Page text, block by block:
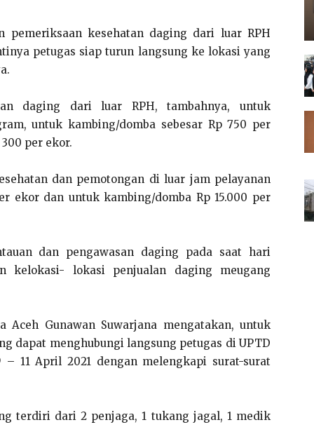
pemeriksaan kesehatan daging dari luar RPH
petugas siap turun langsung ke lokasi yang
daging dari luar RPH, tambahnya, untuk
untuk kambing/domba sebesar Rp 750 per
per ekor.
dan pemotongan di luar jam pelayanan
ekor dan untuk kambing/domba Rp 15.000 per
dan pengawasan daging pada saat hari
kelokasi- lokasi penjualan daging meugang
Aceh Gunawan Suwarjana mengatakan, untuk
dapat menghubungi langsung petugas di UPTD
11 April 2021 dengan melengkapi surat-surat
terdiri dari 2 penjaga, 1 tukang jagal, 1 medik